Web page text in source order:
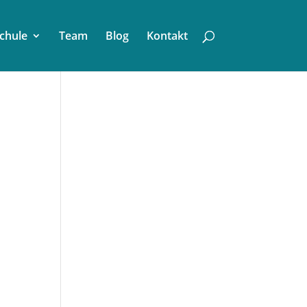
Team Blog Kontakt